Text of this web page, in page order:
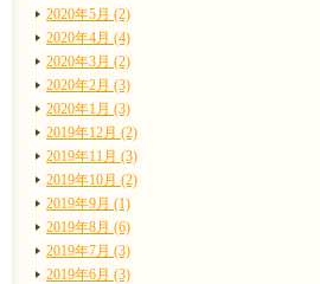
2020年5月 (2)
2020年4月 (4)
2020年3月 (2)
2020年2月 (3)
2020年1月 (3)
2019年12月 (2)
2019年11月 (3)
2019年10月 (2)
2019年9月 (1)
2019年8月 (6)
2019年7月 (3)
2019年6月 (3)